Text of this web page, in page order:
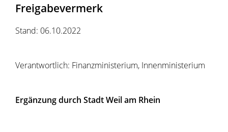
Freigabevermerk
Stand: 06.10.2022
Verantwortlich: Finanzministerium, Innenministerium
Ergänzung durch Stadt Weil am Rhein